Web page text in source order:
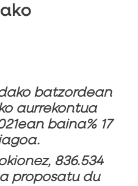
batzordean
aurrekontua
baina% 17
836.534
proposatu du